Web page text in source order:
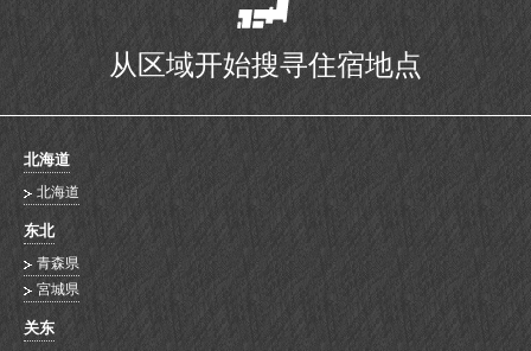
从区域开始搜寻住宿地点
北海道
北海道
东北
青森県
宮城県
关东